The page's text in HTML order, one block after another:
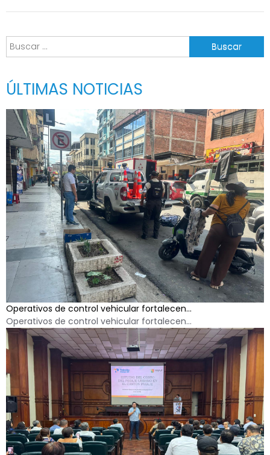
Buscar:
ÚLTIMAS NOTICIAS
Operativos de control vehicular fortalecen...
Operativos de control vehicular fortalecen...